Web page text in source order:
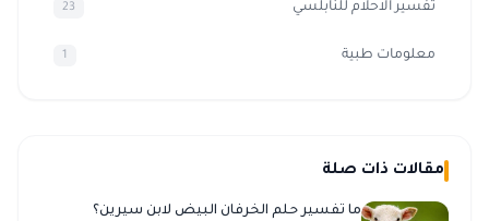
تفسير الاحلام للنابلسي 23
معلومات طبية 1
مقالات ذات صلة
ما تفسير حلم الخرفان البيض لابن سيرين؟